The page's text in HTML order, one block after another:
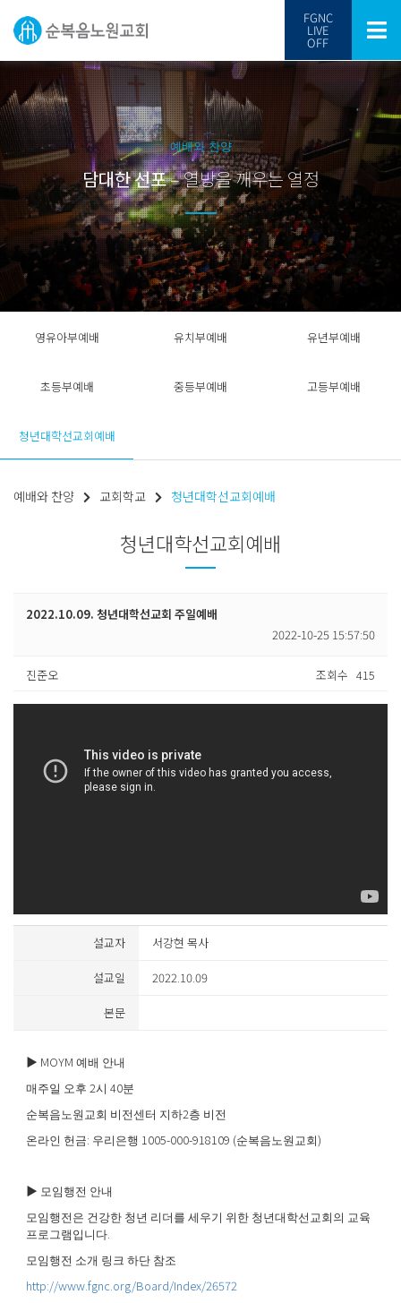
FGNC
LIVE
OFF
예배와 찬양
담대한 선포– 열방을 깨우는 열정
영유아부예배 유치부예배 유년부예배
초등부예배 중등부예배 고등부예배
청년대학선교회예배
예배와 찬양 교회학교 청년대학선교회예배
청년대학선교회예배
2022.10.09. 청년대학선교회 주일예배
2022-10-25 15:57:50
진준오 조회수 415
설교자 서강현 목사
설교일 2022.10.09
본문
▶ MOYM 예배 안내
매주일 오후 2시 40분
순복음노원교회 비전센터 지하2층 비전
온라인 헌금: 우리은행 1005-000-918109 (순복음노원교회)
▶ 모임행전 안내
모임행전은 건강한 청년 리더를 세우기 위한 청년대학선교회의 교육
프로그램입니다.
모임행전 소개 링크 하단 참조
http://www.fgnc.org/Board/Index/26572